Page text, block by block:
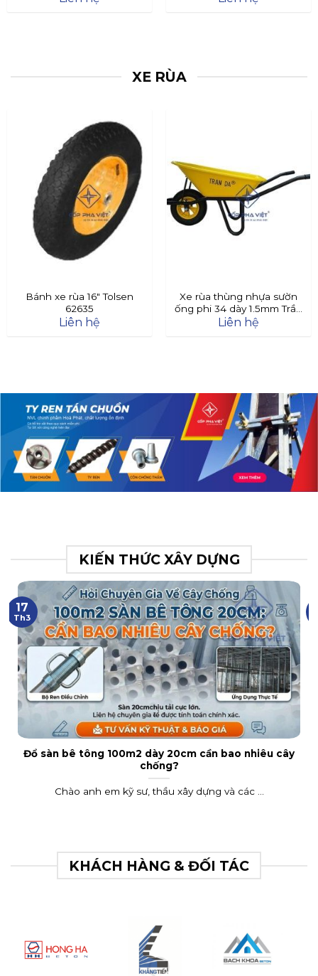
XE RÙA
Bánh xe rùa 16″ Tolsen
62635
Liên hệ
Xe rùa thùng nhựa sườn
ống phi 34 dày 1.5mm Trần
Đà
Liên hệ
KIẾN THỨC XÂY DỰNG
Đổ sàn bê tông 100m2 dày 20cm cần bao nhiêu cây
chống?
Chào anh em kỹ sư, thầu xây dựng và các ...
17
Th3
KHÁCH HÀNG & ĐỐI TÁC